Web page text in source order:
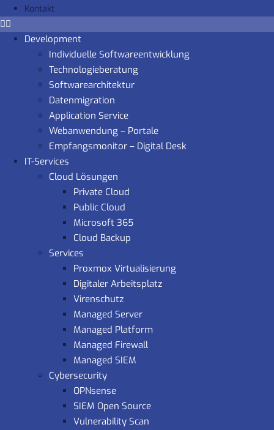
Kontakt
Development
Individuelle Softwareentwicklung
Technologieberatung
Softwarearchitektur
Datenmigration
Application Service
Webanwendung – Portale
Empfangsmonitor – Digital Desk
IT-Services
Cloud Lösungen
Private Cloud
Public Cloud
Microsoft 365
Cloud Backup
Services
Proxmox Virtualisierung
Digitaler Arbeitsplatz
Virenschutz
Managed Server
Managed Platform
Managed Firewall
Managed SIEM
Cybersecurity
OPNsense
SIEM Open Source
Vulnerability Scan